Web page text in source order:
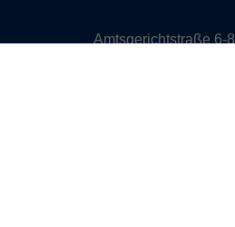
Amtsgerichtstraße 6-8